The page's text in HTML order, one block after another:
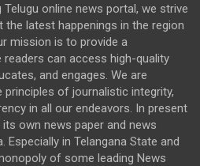
online news portal, we strive
latest happenings in the region
mission is to provide a
can access high-quality
and engages. We are
of journalistic integrity,
in all our endeavors. In present
own news paper and news
in Telangana State and
of some leading News